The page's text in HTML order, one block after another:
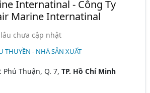
Internatinal - Công Ty
Marine Internatinal
chưa cập nhật
THUYỀN - NHÀ SẢN XUẤT
Phú Thuận, Q. 7,TP. Hồ Chí Minh